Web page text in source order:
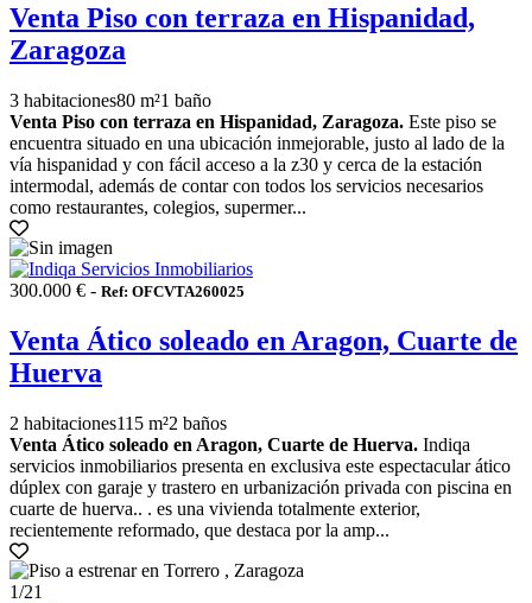
Venta Piso con terraza en Hispanidad,
Zaragoza
3 habitaciones80 m²1 baño
Venta Piso con terraza en Hispanidad, Zaragoza. Este piso se
encuentra situado en una ubicación inmejorable, justo al lado de la
vía hispanidad y con fácil acceso a la z30 y cerca de la estación
intermodal, además de contar con todos los servicios necesarios
como restaurantes, colegios, supermer...
300.000 € - Ref: OFCVTA260025
Venta Ático soleado en Aragon, Cuarte de
Huerva
2 habitaciones115 m²2 baños
Venta Ático soleado en Aragon, Cuarte de Huerva. Indiqa
servicios inmobiliarios presenta en exclusiva este espectacular ático
dúplex con garaje y trastero en urbanización privada con piscina en
cuarte de huerva.. . es una vivienda totalmente exterior,
recientemente reformado, que destaca por la amp...
1/21